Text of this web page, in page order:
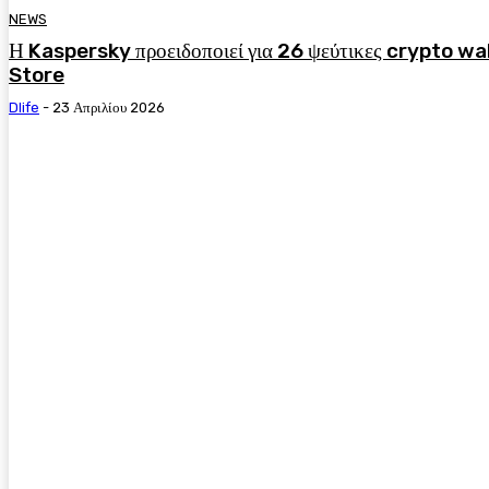
NEWS
Η Kaspersky προειδοποιεί για 26 ψεύτικες crypto
Store
Dlife - 23 Απριλίου 2026